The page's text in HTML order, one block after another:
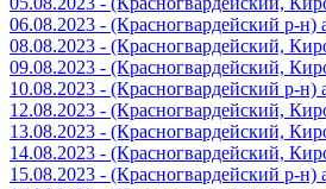
06.08.2023 - (Красногвардейский р-
08.08.2023 - (Красногвардейский,
09.08.2023 - (Красногвардейский,
10.08.2023 - (Красногвардейский р-
12.08.2023 - (Красногвардейский,
13.08.2023 - (Красногвардейский,
14.08.2023 - (Красногвардейский,
15.08.2023 - (Красногвардейский р-